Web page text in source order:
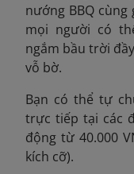
nướng BBQ cùng
mọi người có
ngắm bầu trời
vỗ bờ.
Bạn có thể tự
trực tiếp tại các
động từ 40.000
kích cỡ).